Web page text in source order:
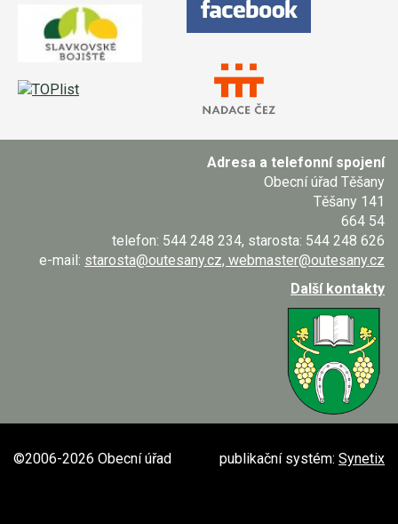
Adresa a telefonní spojení
Obecní úřad Těšany
Těšany 141
664 54
telefon: 544 248 234, starosta: 544 248 626
e-mail: starosta@outesany.cz, webmaster@outesany.cz
Další kontakty
publikační systém: Synetix
©2006-2026 Obecní úřad